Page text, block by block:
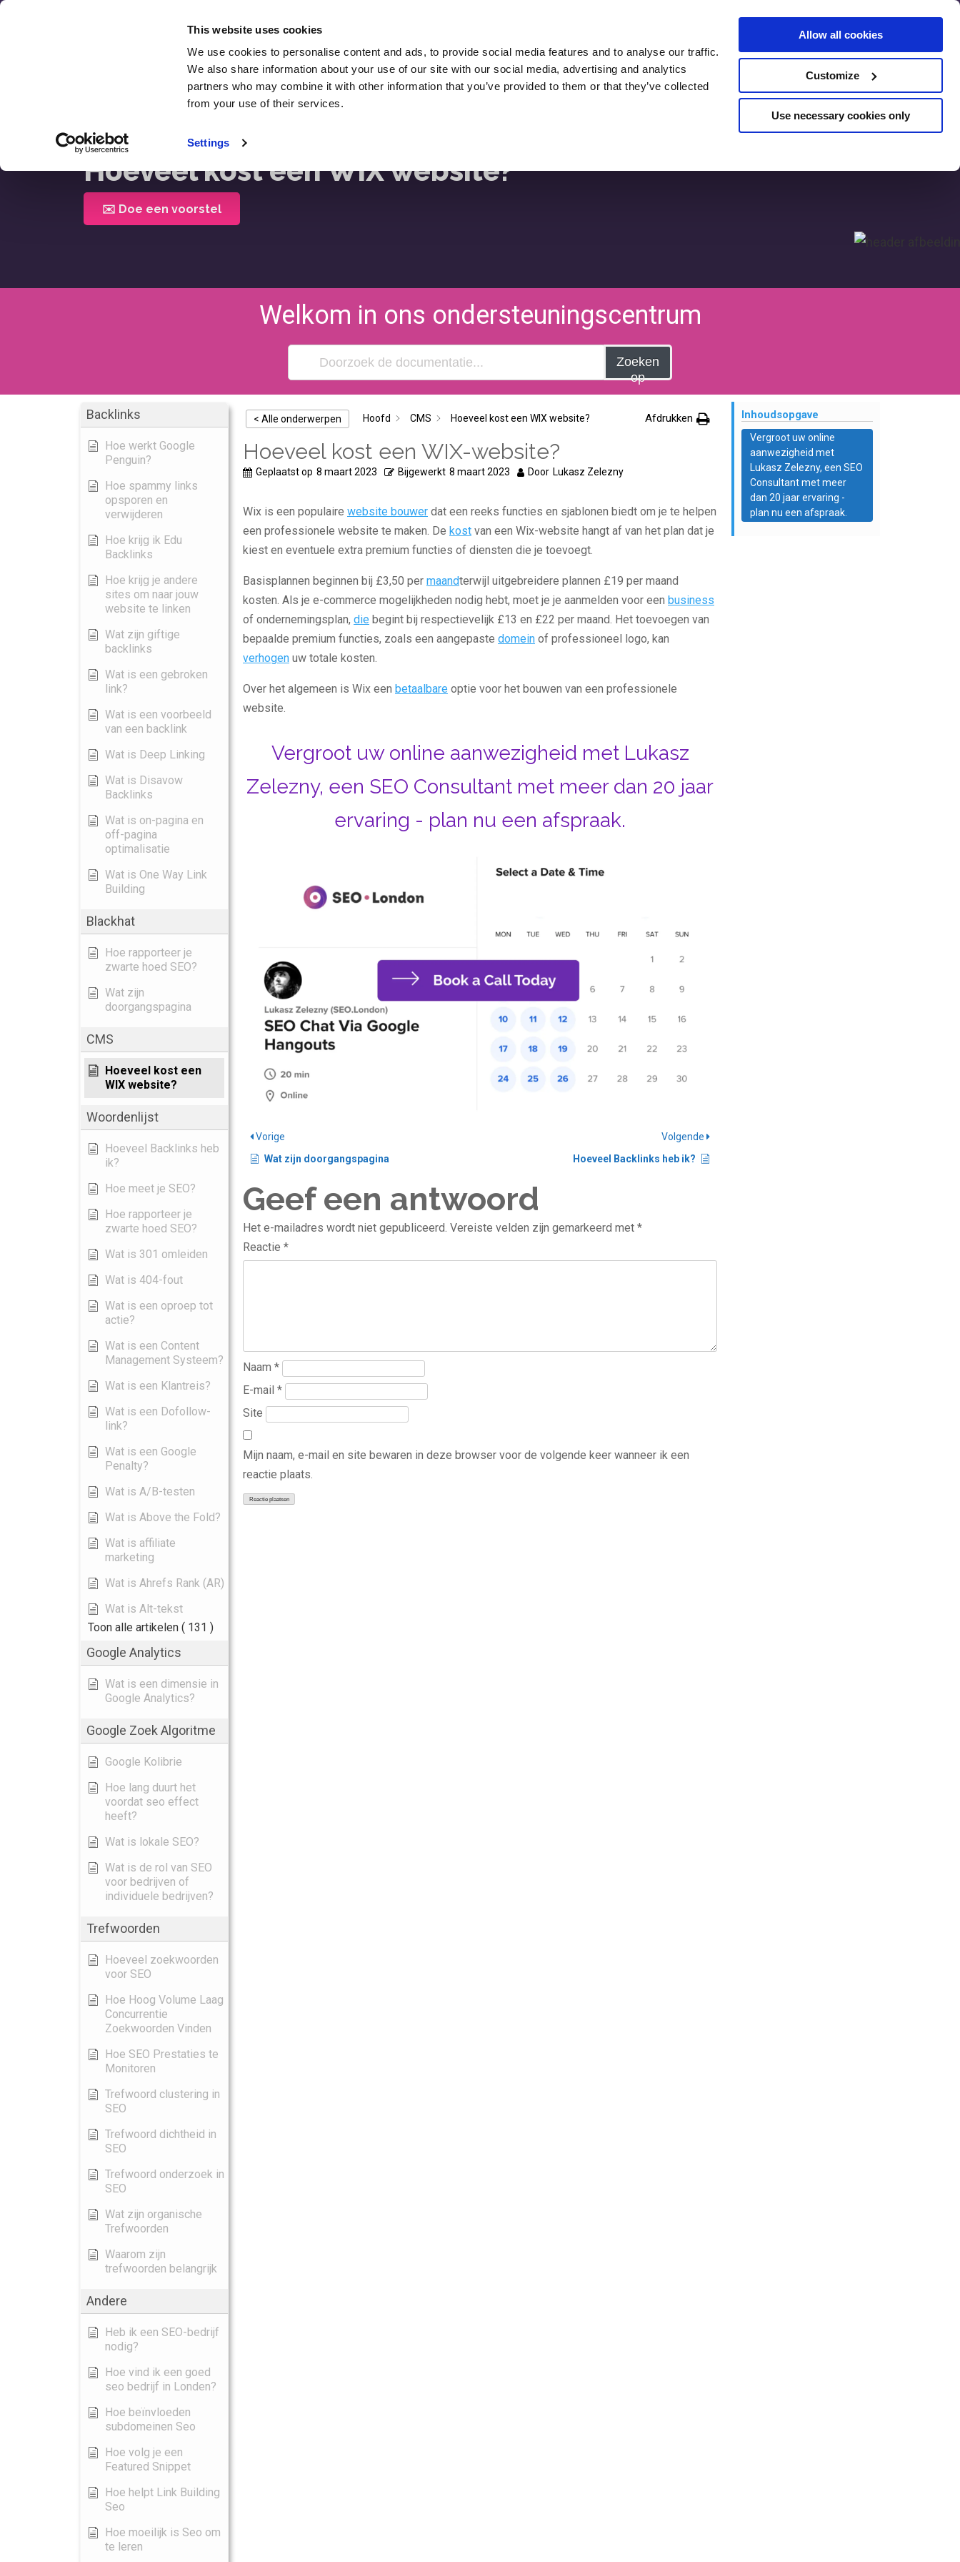
This website uses cookies
We use cookies to personalise content and ads, to provide social media features and to analyse our traffic.
We also share information about your use of our site with our social media, advertising and analytics
partners who may combine it with other information that you’ve provided to them or that they’ve collected
from your use of their services.
Settings
Allow all cookies
Customize
Use necessary cookies only
Overslaan
SEO Downloads SEO Blog
Middelen
Recensies
SEO Pre-
Assessment
Home > Hoeveel Kost Een WIX Website?
Hoeveel kost een WIX website?
✉️ Doe een voorstel
Welkom in ons ondersteuningscentrum
Zoeken
op
Backlinks
Hoe werkt Google
Penguin?
Hoe spammy links
opsporen en
verwijderen
Hoe krijg ik Edu
Backlinks
Hoe krijg je andere
sites om naar jouw
website te linken
Wat zijn giftige
backlinks
Wat is een gebroken
link?
Wat is een voorbeeld
van een backlink
Wat is Deep Linking
Wat is Disavow
Backlinks
Wat is on-pagina en
off-pagina
optimalisatie
Wat is One Way Link
Building
Blackhat
Hoe rapporteer je
zwarte hoed SEO?
Wat zijn
doorgangspagina
CMS
Hoeveel kost een
WIX website?
Woordenlijst
Hoeveel Backlinks heb
ik?
Hoe meet je SEO?
Hoe rapporteer je
zwarte hoed SEO?
Wat is 301 omleiden
Wat is 404-fout
Wat is een oproep tot
actie?
Wat is een Content
Management Systeem?
Wat is een Klantreis?
Wat is een Dofollow-
link?
Wat is een Google
Penalty?
Wat is A/B-testen
Wat is Above the Fold?
Wat is affiliate
marketing
Wat is Ahrefs Rank (AR)
Wat is Alt-tekst
Toon alle artikelen ( 131 )
Google Analytics
Wat is een dimensie in
Google Analytics?
Google Zoek Algoritme
Google Kolibrie
Hoe lang duurt het
voordat seo effect
heeft?
Wat is lokale SEO?
Wat is de rol van SEO
voor bedrijven of
individuele bedrijven?
Trefwoorden
Hoeveel zoekwoorden
voor SEO
Hoe Hoog Volume Laag
Concurrentie
Zoekwoorden Vinden
Hoe SEO Prestaties te
Monitoren
Trefwoord clustering in
SEO
Trefwoord dichtheid in
SEO
Trefwoord onderzoek in
SEO
Wat zijn organische
Trefwoorden
Waarom zijn
trefwoorden belangrijk
Andere
Heb ik een SEO-bedrijf
nodig?
Hoe vind ik een goed
seo bedrijf in Londen?
Hoe beïnvloeden
subdomeinen Seo
Hoe volg je een
Featured Snippet
Hoe helpt Link Building
Seo
Hoe moeilijk is Seo om
te leren
< Alle onderwerpen Hoofd CMS Hoeveel kost een WIX website? Afdrukken
Hoeveel kost een WIX-website?
Geplaatst op 8 maart 2023 Bijgewerkt 8 maart 2023 Door Lukasz Zelezny
Wix is een populaire website bouwer dat een reeks functies en sjablonen biedt om je te helpen
een professionele website te maken. De kost van een Wix-website hangt af van het plan dat je
kiest en eventuele extra premium functies of diensten die je toevoegt.
Basisplannen beginnen bij £3,50 per maandterwijl uitgebreidere plannen £19 per maand
kosten. Als je e-commerce mogelijkheden nodig hebt, moet je je aanmelden voor een business
of ondernemingsplan, die begint bij respectievelijk £13 en £22 per maand. Het toevoegen van
bepaalde premium functies, zoals een aangepaste domein of professioneel logo, kan
verhogen uw totale kosten.
Over het algemeen is Wix een betaalbare optie voor het bouwen van een professionele
website.
Vergroot uw online aanwezigheid met Lukasz
Zelezny, een SEO Consultant met meer dan 20 jaar
ervaring - plan nu een afspraak.
Vorige
Wat zijn doorgangspagina
Volgende
Hoeveel Backlinks heb ik?
Geef een antwoord
Het e-mailadres wordt niet gepubliceerd. Vereiste velden zijn gemarkeerd met *
Reactie *
Naam *
E-mail *
Site
Mijn naam, e-mail en site bewaren in deze browser voor de volgende keer wanneer ik een
reactie plaats.
Inhoudsopgave
Vergroot uw online
aanwezigheid met
Lukasz Zelezny, een SEO
Consultant met meer
dan 20 jaar ervaring -
plan nu een afspraak.